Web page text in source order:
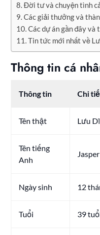
Đời tư và chuyện tình
Các giải thưởng và
Các dự án gần đây và
Tin tức mới nhất về
Thông tin cá
Thông tin Chi
Tên thật Lưu
Tên tiếng
Anh
Ngày sinh 12
Tuổi 39